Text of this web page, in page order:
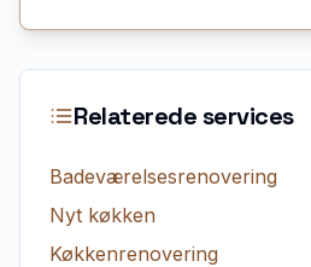
Relaterede services
Badeværelsesrenovering
Nyt køkken
Køkkenrenovering